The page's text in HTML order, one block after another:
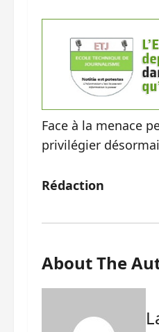
Face à la menace
privilégier
Rédaction
About The